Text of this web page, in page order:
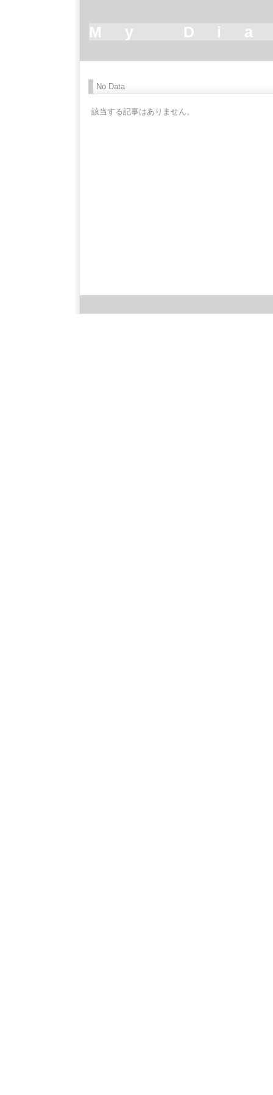
My
No Data
該当する記事はありません。